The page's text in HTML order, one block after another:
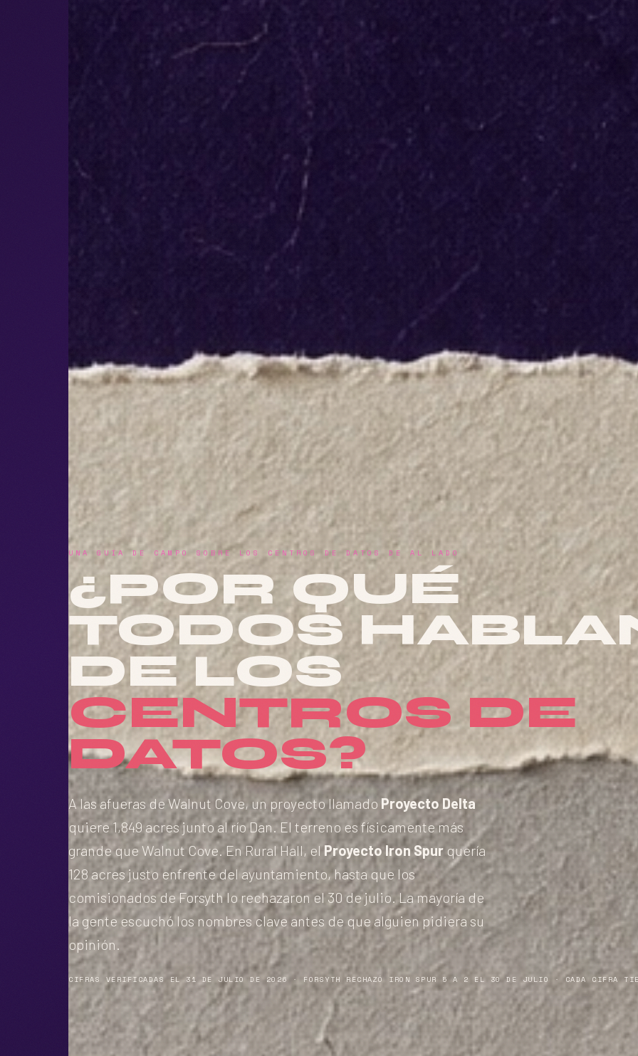
UNA GUÍA DE CAMPO SOBRE LOS CENTROS DE DATOS DE AL LADO
¿POR QUÉ
TODOS
DE LOS
CENTROS DE
DATOS?
A las afueras de Walnut Cove, un proyecto llamado Proyecto Delta
quiere 1,849 acres junto al río Dan. El terreno es físicamente más
grande que Walnut Cove. En Rural Hall, elProyecto Iron Spur quería
128 acres justo enfrente del ayuntamiento, hasta que los
comisionados de Forsyth lo rechazaron el 30 de julio. La mayoría de
la gente escuchó los nombres clave antes de que alguien pidiera su
opinión.
CIFRAS VERIFICADAS EL 31 DE JULIO DE 2026 · FORSYTH RECHAZÓ IRON SPUR 5 A 2 EL 30 DE JULIO · CADA CIFRA